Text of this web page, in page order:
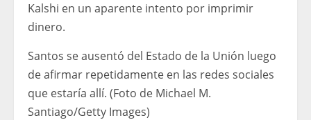
Kalshi en un aparente intento por imprimir
dinero.
Santos se ausentó del Estado de la Unión luego
de afirmar repetidamente en las redes sociales
que estaría allí. (Foto de Michael M.
Santiago/Getty Images)